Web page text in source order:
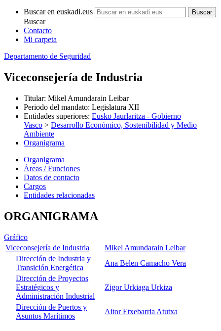
Buscar en euskadi.eus
Buscar
Contacto
Mi carpeta
Departamento de Seguridad
Viceconsejería de Industria
Titular: Mikel Amundarain Leibar
Periodo del mandato: Legislatura XII
Entidades superiores: Eusko Jaurlaritza - Gobierno
Vasco > Desarrollo Económico, Sostenibilidad y Medio
Ambiente
Organigrama
Organigrama
Áreas / Funciones
Datos de contacto
Cargos
Entidades relacionadas
ORGANIGRAMA
Gráfico
Viceconsejería de Industria
Mikel Amundarain Leibar
Dirección de Industria y
Transición Energética
Ana Belen Camacho Vera
Dirección de Proyectos
Estratégicos y
Administración Industrial
Zigor Urkiaga Urkiza
Dirección de Puertos y
Asuntos Marítimos
Aitor Etxebarria Atutxa